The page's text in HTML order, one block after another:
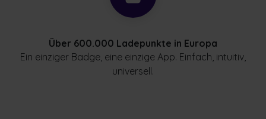
Über 600.000 Ladepunkte in Europa
Ein einziger Badge, eine einzige App. Einfach, intuitiv,
universell.